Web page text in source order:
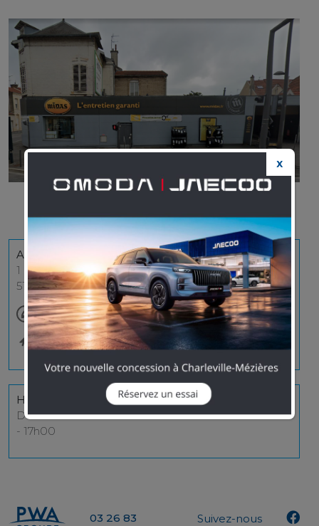
Adresse Midas
1 Boulevard Pommery
51100 Reims
03 26 89 30 82
Site web
Horaires Atelier
Du Lundi au Vendredi : 8h00 - 18h00 Samedi : 8h00
- 17h00
03 26 83
Suivez-nous
X